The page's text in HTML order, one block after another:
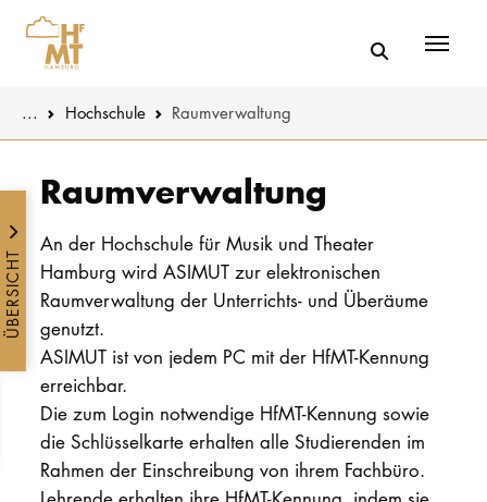
You are here:
... Hochschule Raumverwaltung
Raumverwaltung
An der Hochschule für Musik und Theater
Hamburg wird ASIMUT zur elektronischen
Raumverwaltung der Unterrichts- und Überäume
genutzt.
ASIMUT ist von jedem PC mit der HfMT-Kennung
erreichbar.
Die zum Login notwendige HfMT-Kennung sowie
die Schlüsselkarte erhalten alle Studierenden im
Rahmen der Einschreibung von ihrem Fachbüro.
ÜBERSICHT
KULTUR-
STUDIUM